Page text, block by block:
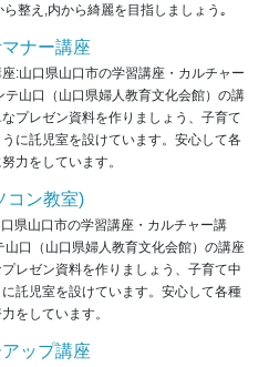
整え,内から綺麗を目指しましょう｡
ナー講座
:山口県山口市の学習講座・カルチャー
山口（山口県婦人教育文化会館）の講
プレゼン資料を作りましょう、子育て
に託児室を設けています。安心して各
力をしています。
コン教室)
県山口市の学習講座・カルチャー講
口（山口県婦人教育文化会館）の講座
レゼン資料を作りましょう、子育て中
託児室を設けています。安心して各種
をしています。
ップ講座